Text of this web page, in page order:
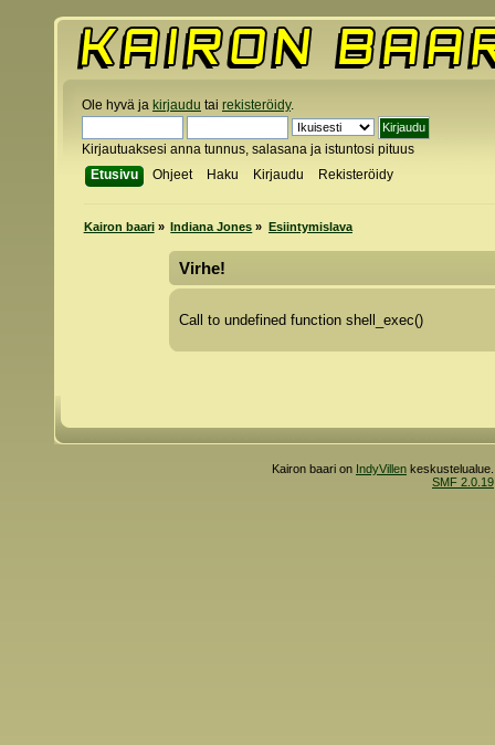
Ole hyvä ja kirjaudu tai rekisteröidy.
Kirjautuaksesi anna tunnus, salasana ja istuntosi pituus
Etusivu
Ohjeet Haku Kirjaudu Rekisteröidy
Kairon baari» Indiana Jones » Esiintymislava
Virhe!
Call to undefined function shell_exec()
Kairon baari on IndyVillen
SMF 2.0.19